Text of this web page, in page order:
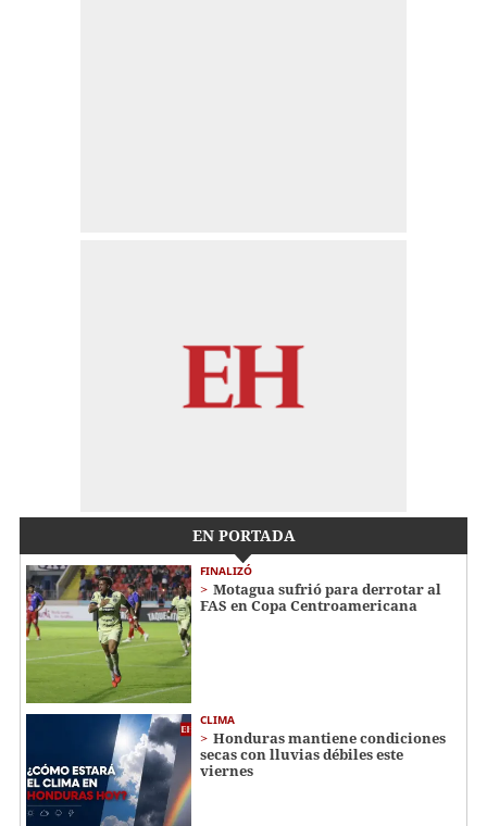
EN PORTADA
FINALIZÓ
Motagua sufrió para derrotar al
FAS en Copa Centroamericana
CLIMA
Honduras mantiene condiciones
secas con lluvias débiles este
viernes